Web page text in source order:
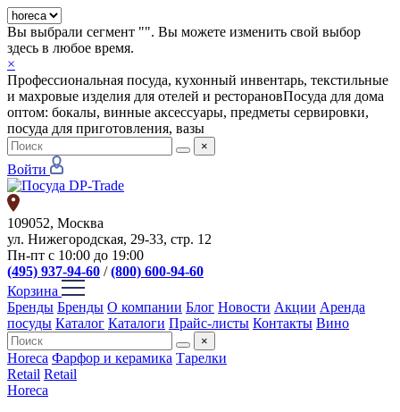
Вы выбрали сегмент "". Вы можете изменить свой выбор
здесь в любое время.
×
Профессиональная посуда, кухонный инвентарь, текстильные
и махровые изделия для отелей и ресторановПосуда для дома
оптом: бокалы, винные аксессуары, предметы сервировки,
посуда для приготовления, вазы
×
Войти
109052, Москва
ул. Нижегородская, 29-33, стр. 12
Пн-пт с 10:00 до 19:00
(495) 937-94-60 /(800) 600-94-60
Корзина
Бренды Бренды О компании Блог Новости Акции Аренда
посуды Каталог Каталоги Прайс-листы Контакты Вино
×
Horeca Фарфор и керамика Тарелки
Retail Retail
Horeca